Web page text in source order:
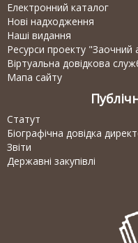
Електронний каталог
Нові надходження
Наші видання
Ресурси проекту
Віртуальна довідкова
Мапа сайту
Статут
Біографічна довідка
Звіти
Державні закупівлі